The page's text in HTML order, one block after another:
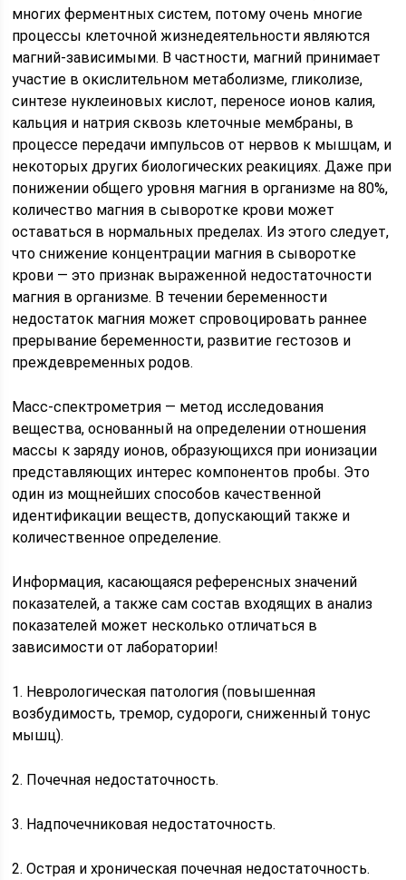
многих ферментных систем, потому очень многие
процессы клеточной жизнедеятельности являются
магний-зависимыми. В частности, магний принимает
участие в окислительном метаболизме, гликолизе,
синтезе нуклеиновых кислот, переносе ионов калия,
кальция и натрия сквозь клеточные мембраны, в
процессе передачи импульсов от нервов к мышцам, и
некоторых других биологических реакициях. Даже при
понижении общего уровня магния в организме на 80%,
количество магния в сыворотке крови может
оставаться в нормальных пределах. Из этого следует,
что снижение концентрации магния в сыворотке
крови — это признак выраженной недостаточности
магния в организме. В течении беременности
недостаток магния может спровоцировать раннее
прерывание беременности, развитие гестозов и
преждевременных родов.
Масс-спектрометрия — метод исследования
вещества, основанный на определении отношения
массы к заряду ионов, образующихся при ионизации
представляющих интерес компонентов пробы. Это
один из мощнейших способов качественной
идентификации веществ, допускающий также и
количественное определение.
Информация, касающаяся референсных значений
показателей, а также сам состав входящих в анализ
показателей может несколько отличаться в
зависимости от лаборатории!
1. Неврологическая патология (повышенная
возбудимость, тремор, судороги, сниженный тонус
мышц).
2. Почечная недостаточность.
3. Надпочечниковая недостаточность.
2. Острая и хроническая почечная недостаточность.